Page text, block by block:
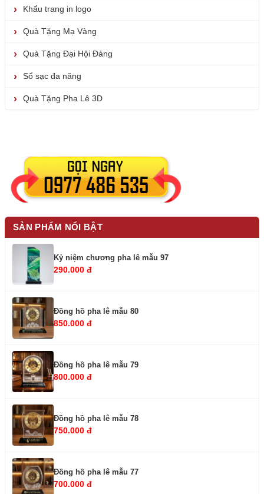
Khẩu trang in logo
Quà Tặng Mạ Vàng
Quà Tặng Đại Hội Đảng
Sổ sạc đa năng
Quà Tặng Pha Lê 3D
SẢN PHẨM NỔI BẬT
Kỷ niệm chương pha lê mẫu 97
290.000 đ
Đồng hồ pha lê mẫu 80
850.000 đ
Đồng hồ pha lê mẫu 79
800.000 đ
Đồng hồ pha lê mẫu 78
750.000 đ
Đồng hồ pha lê mẫu 77
700.000 đ